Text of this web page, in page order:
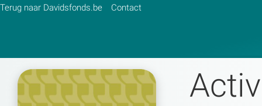
Terug naar Davidsfonds.be Contact
Zoek: